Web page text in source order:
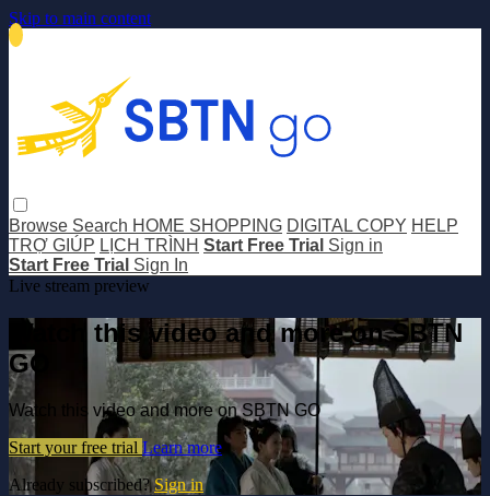
Skip to main content
Browse Search HOME SHOPPING DIGITAL COPY HELP
TRỢ GIÚP LỊCH TRÌNH Start Free Trial Sign in
Start Free Trial Sign In
Live stream preview
Watch this video and more on SBTN
GO
Watch this video and more on SBTN GO
Start your free trial Learn more
Already subscribed?Sign in